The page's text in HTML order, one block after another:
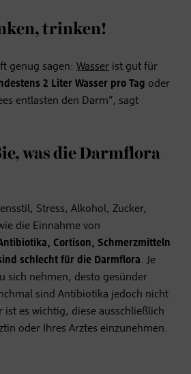
trinken!
genug sagen: Wasser ist gut für
2 Liter Wasser pro Tag oder
entlasten den Darm“, sagt
was die Darmflora
Stress, Alkohol, Zucker,
die Einnahme von
Cortison, Schmerzmitteln
schlecht für die Darmflora. Je
sich nehmen, desto gesünder
sind Antibiotika jedoch nicht
ist es wichtig, diese ausschließlich
oder Ihres Arztes einzunehmen.